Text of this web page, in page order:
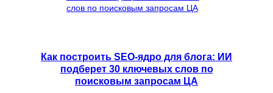
Как построить SEO-ядро для блога: ИИ
подберет 30 ключевых слов по
поисковым запросам ЦА